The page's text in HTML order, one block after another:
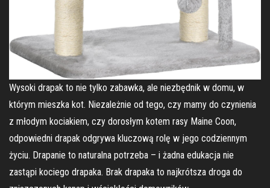
Wysoki drapak to nie tylko zabawka, ale niezbędnik w domu, w
którym mieszka kot. Niezależnie od tego, czy mamy do czynienia
z młodym kociakiem, czy dorosłym kotem rasy Maine Coon,
odpowiedni drapak odgrywa kluczową rolę w jego codziennym
życiu. Drapanie to naturalna potrzeba – i żadna edukacja nie
zastąpi kociego drapaka. Brak drapaka to najkrótsza droga do